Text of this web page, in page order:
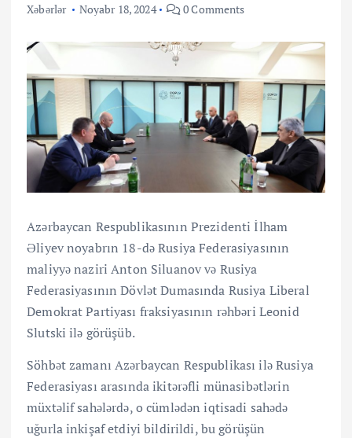
Xəbərlər Noyabr 18, 2024 0 Comments
Azərbaycan Respublikasının Prezidenti İlham
Əliyev noyabrın 18-də Rusiya Federasiyasının
maliyyə naziri Anton Siluanov və Rusiya
Federasiyasının Dövlət Dumasında Rusiya Liberal
Demokrat Partiyası fraksiyasının rəhbəri Leonid
Slutski ilə görüşüb.
Söhbət zamanı Azərbaycan Respublikası ilə Rusiya
Federasiyası arasında ikitərəfli münasibətlərin
müxtəlif sahələrdə, o cümlədən iqtisadi sahədə
uğurla inkişaf etdiyi bildirildi, bu görüşün